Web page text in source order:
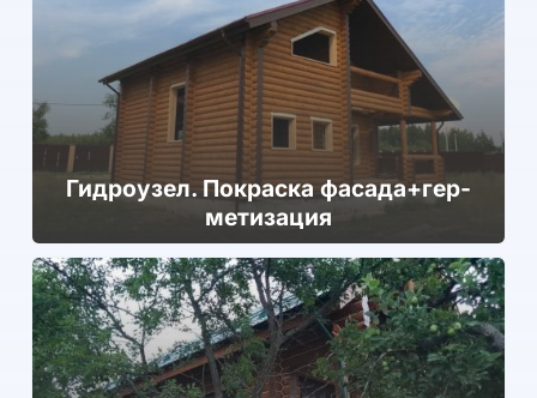
Гид­ро­узел. Покраска фа­сада+гер­
ме­тиза­ция